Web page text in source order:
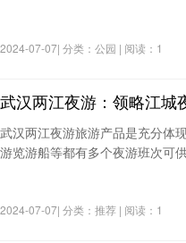
2024-07-07| 分类：公园 | 阅读：1
武汉两江夜游：领略江城
武汉两江夜游旅游产品是充分体
游览游船等都有多个夜游班次
2024-07-07| 分类：推荐 | 阅读：1